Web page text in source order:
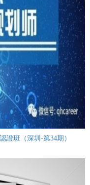
證班（深圳-第34期）